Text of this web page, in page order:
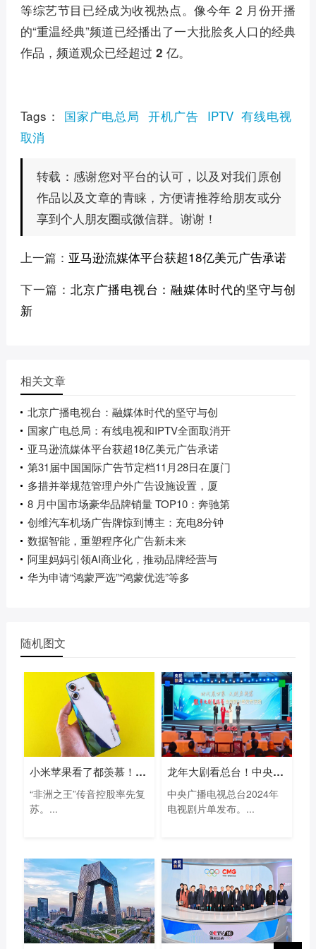
等综艺节目已经成为收视热点。像今年 2 月份开播
的“重温经典”频道已经播出了一大批脍炙人口的经典
作品， 频道观众已经超过 2 亿。
Tags： 国家广电总局 开机广告 IPTV 有线电视
取消
转载： 感谢您对平台的认可，以及对我们原创
作品以及文章的青睐，方便请推荐给朋友或分
享到个人朋友圈或微信群。谢谢！
上一篇： 亚马逊流媒体平台获超18亿美元广告承诺
下一篇：北京广播电视台：融媒体时代的坚守与创
新
相关文章
北京广播电视台：融媒体时代的坚守与创
国家广电总局：有线电视和IPTV全面取消开
亚马逊流媒体平台获超18亿美元广告承诺
第31届中国国际广告节定档11月28日在厦门
多措并举规范管理户外广告设施设置，厦
8 月中国市场豪华品牌销量 TOP10：奔驰第
创维汽车机场广告牌惊到博主：充电8分钟
数据智能，重塑程序化广告新未来
阿里妈妈引领AI商业化，推动品牌经营与
华为申请“鸿蒙严选”“鸿蒙优选”等多
随机图文
小米苹果看了都羡慕！“非洲手机之王”
“非洲之王”传音控股率先复
苏。...
龙年大剧看总台！中央广播电视总台202
中央广播电视总台2024年
电视剧片单发布。...